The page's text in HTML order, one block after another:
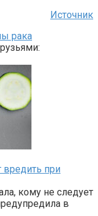
Источник
рака
вредить при
кому не следует
в